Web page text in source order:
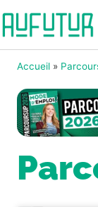
Accueil »